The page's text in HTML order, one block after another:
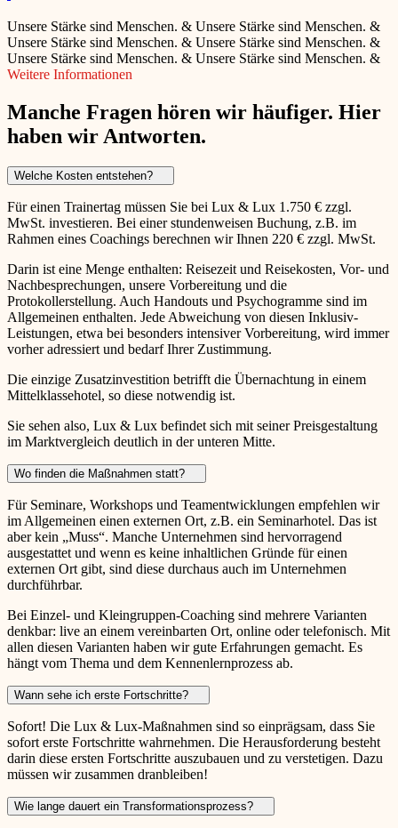
Unsere Stärke sind Menschen. & Unsere Stärke sind Menschen. &
Unsere Stärke sind Menschen. & Unsere Stärke sind Menschen. &
Unsere Stärke sind Menschen. & Unsere Stärke sind Menschen. &
Weitere Informationen
Manche Fragen hören wir häufiger. Hier
haben wir Antworten.
Welche Kosten entstehen?
Für einen Trainertag müssen Sie bei Lux & Lux 1.750 € zzgl.
MwSt. investieren. Bei einer stundenweisen Buchung, z.B. im
Rahmen eines Coachings berechnen wir Ihnen 220 € zzgl. MwSt.
Darin ist eine Menge enthalten: Reisezeit und Reisekosten, Vor- und
Nachbesprechungen, unsere Vorbereitung und die
Protokollerstellung. Auch Handouts und Psychogramme sind im
Allgemeinen enthalten. Jede Abweichung von diesen Inklusiv-
Leistungen, etwa bei besonders intensiver Vorbereitung, wird immer
vorher adressiert und bedarf Ihrer Zustimmung.
Die einzige Zusatzinvestition betrifft die Übernachtung in einem
Mittelklassehotel, so diese notwendig ist.
Sie sehen also, Lux & Lux befindet sich mit seiner Preisgestaltung
im Marktvergleich deutlich in der unteren Mitte.
Wo finden die Maßnahmen statt?
Für Seminare, Workshops und Teamentwicklungen empfehlen wir
im Allgemeinen einen externen Ort, z.B. ein Seminarhotel. Das ist
aber kein „Muss“. Manche Unternehmen sind hervorragend
ausgestattet und wenn es keine inhaltlichen Gründe für einen
externen Ort gibt, sind diese durchaus auch im Unternehmen
durchführbar.
Bei Einzel- und Kleingruppen-Coaching sind mehrere Varianten
denkbar: live an einem vereinbarten Ort, online oder telefonisch. Mit
allen diesen Varianten haben wir gute Erfahrungen gemacht. Es
hängt vom Thema und dem Kennenlernprozess ab.
Wann sehe ich erste Fortschritte?
Sofort! Die Lux & Lux-Maßnahmen sind so einprägsam, dass Sie
sofort erste Fortschritte wahrnehmen. Die Herausforderung besteht
darin diese ersten Fortschritte auszubauen und zu verstetigen. Dazu
müssen wir zusammen dranbleiben!
Wie lange dauert ein Transformationsprozess?